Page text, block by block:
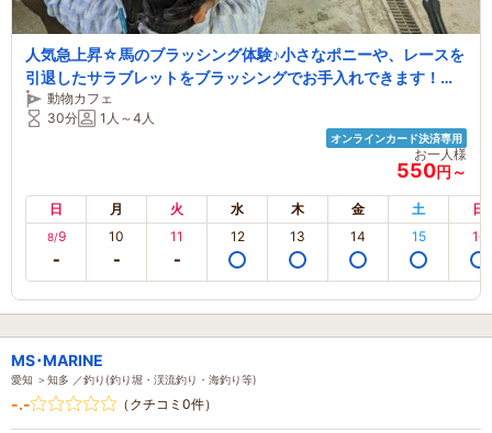
人気急上昇☆馬のブラッシング体験♪小さなポニーや、レースを
引退したサラブレットをブラッシングでお手入れできます！！
【ファミリー・カップル・お友達同士にもおすすめ♪】）
動物カフェ
30分
1人～4人
オンラインカード決済専用
お一人様
550円～
日 月 火 水 木 金 土 日
8/9 10 11 12 13 14 15 16
MS･MARINE
愛知 ＞知多 ／釣り(釣り堀・渓流釣り・海釣り等)
-.- （クチコミ0件）